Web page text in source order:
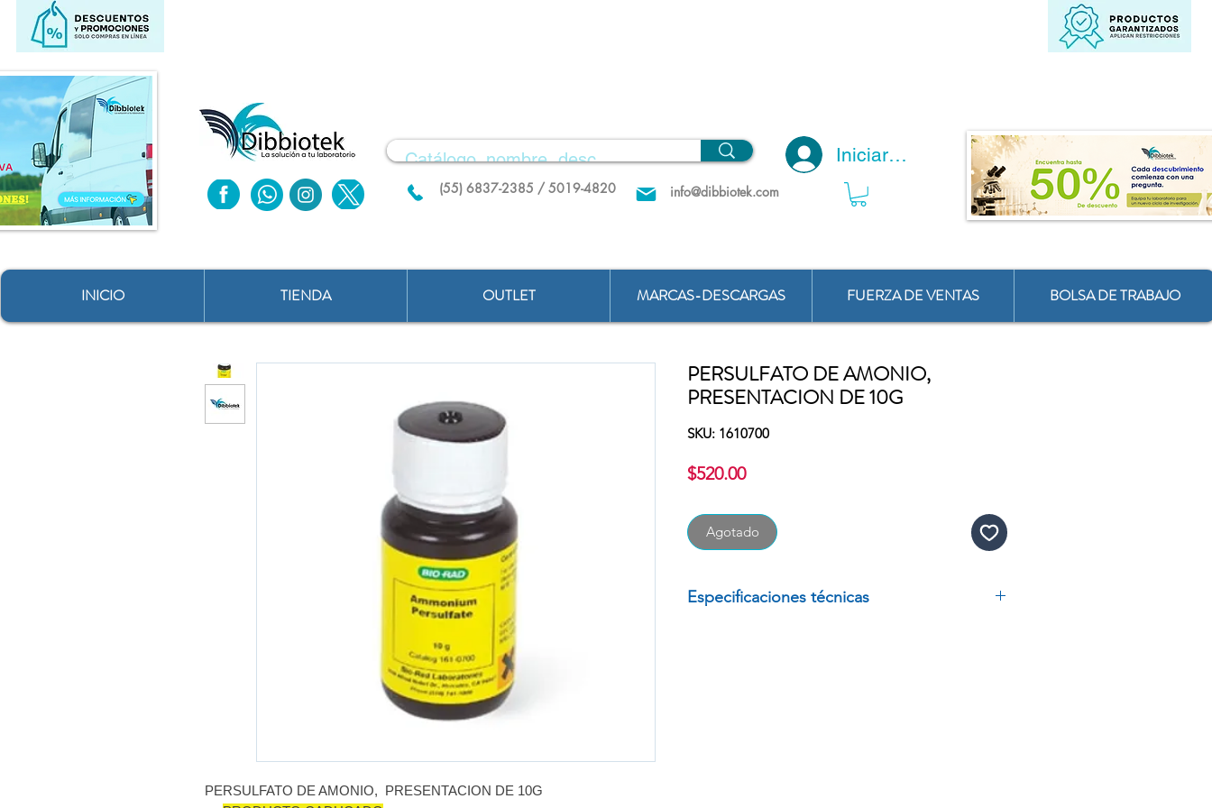
Iniciar Sesión
(55) 6837-2385 / 5019-4820 info@dibbiotek.com
INICIO TIENDA OUTLET MARCAS-DESCARGAS FUERZA DE VENTAS BOLSA DE TRABAJO
PERSULFATO DE AMONIO, PRESENTACION DE 10G
PERSULFATO DE AMONIO,
PRESENTACION DE 10G
SKU: 1610700
$520.00Precio
Agotado
Especificaciones técnicas